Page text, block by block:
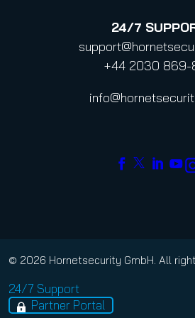
24/7
+44 2030 869-
© 2026 Hornetsecurity GmbH. All
24/7 Support
Partner Portal